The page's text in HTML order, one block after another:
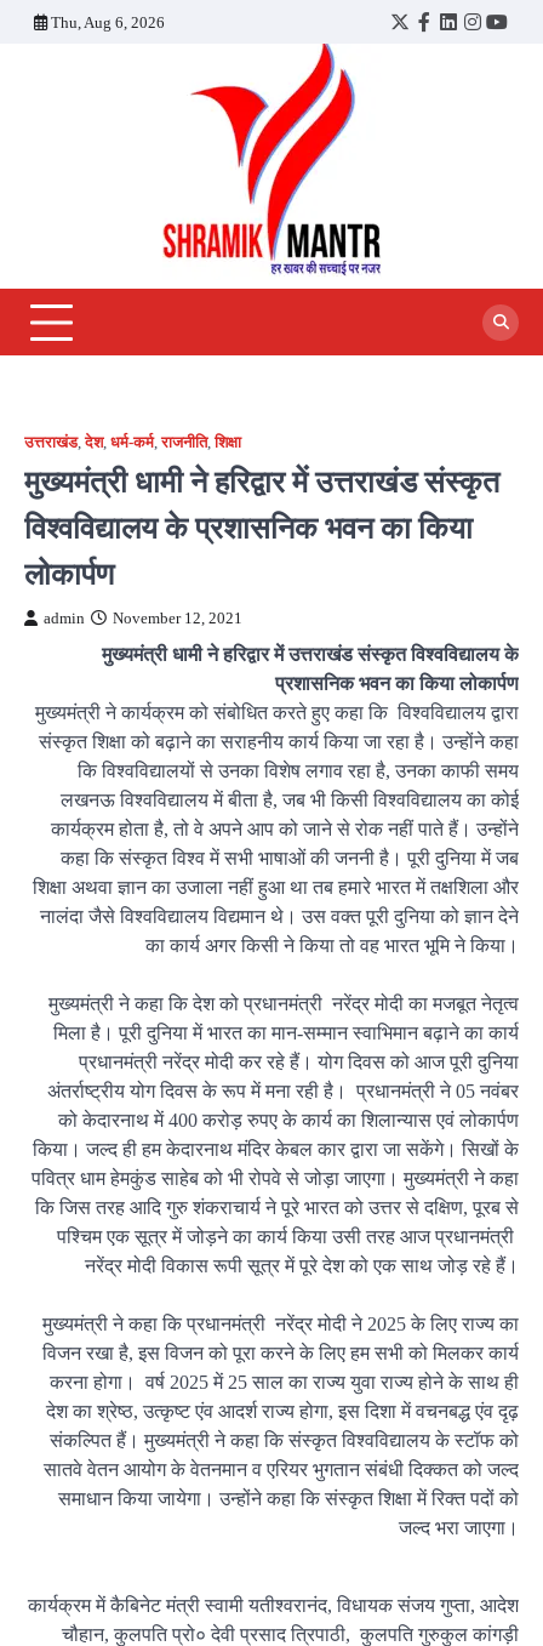
Thu, Aug 6, 2026
Twitter
Facebook
LinkedIn
उत्तराखंड,देश, धर्म-कर्म,राजनीति,शिक्षा
मुख्यमंत्री धामी ने हरिद्वार में उत्तराखंड संस्कृत
विश्वविद्यालय के प्रशासनिक भवन का किया
लोकार्पण
admin November 12, 2021
मुख्यमंत्री धामी ने हरिद्वार में उत्तराखंड संस्कृत विश्वविद्यालय के
प्रशासनिक भवन का किया लोकार्पण
मुख्यमंत्री ने कार्यक्रम को संबोधित करते हुए कहा कि विश्वविद्यालय द्वारा
संस्कृत शिक्षा को बढ़ाने का सराहनीय कार्य किया जा रहा है। उन्होंने कहा
कि विश्वविद्यालयों से उनका विशेष लगाव रहा है, उनका काफी समय
लखनऊ विश्वविद्यालय में बीता है, जब भी किसी विश्वविद्यालय का कोई
कार्यक्रम होता है, तो वे अपने आप को जाने से रोक नहीं पाते हैं। उन्होंने
कहा कि संस्कृत विश्व में सभी भाषाओं की जननी है। पूरी दुनिया में जब
शिक्षा अथवा ज्ञान का उजाला नहीं हुआ था तब हमारे भारत में तक्षशिला और
नालंदा जैसे विश्वविद्यालय विद्यमान थे। उस वक्त पूरी दुनिया को ज्ञान देने
का कार्य अगर किसी ने किया तो वह भारत भूमि ने किया।
मुख्यमंत्री ने कहा कि देश को प्रधानमंत्री नरेंद्र मोदी का मजबूत नेतृत्व
मिला है। पूरी दुनिया में भारत का मान-सम्मान स्वाभिमान बढ़ाने का कार्य
प्रधानमंत्री नरेंद्र मोदी कर रहे हैं। योग दिवस को आज पूरी दुनिया
अंतर्राष्ट्रीय योग दिवस के रूप में मना रही है। प्रधानमंत्री ने 05 नवंबर
को केदारनाथ में 400 करोड़ रुपए के कार्य का शिलान्यास एवं लोकार्पण
किया। जल्द ही हम केदारनाथ मंदिर केबल कार द्वारा जा सकेंगे। सिखों के
पवित्र धाम हेमकुंड साहेब को भी रोपवे से जोड़ा जाएगा। मुख्यमंत्री ने कहा
कि जिस तरह आदि गुरु शंकराचार्य ने पूरे भारत को उत्तर से दक्षिण, पूरब से
पश्चिम एक सूत्र में जोड़ने का कार्य किया उसी तरह आज प्रधानमंत्री
नरेंद्र मोदी विकास रूपी सूत्र में पूरे देश को एक साथ जोड़ रहे हैं।
मुख्यमंत्री ने कहा कि प्रधानमंत्री नरेंद्र मोदी ने 2025 के लिए राज्य का
विजन रखा है, इस विजन को पूरा करने के लिए हम सभी को मिलकर कार्य
करना होगा। वर्ष 2025 में 25 साल का राज्य युवा राज्य होने के साथ ही
देश का श्रेष्ठ, उत्कृष्ट एंव आदर्श राज्य होगा, इस दिशा में वचनबद्ध एंव दृढ़
संकल्पित हैं। मुख्यमंत्री ने कहा कि संस्कृत विश्वविद्यालय के स्टॉफ को
सातवे वेतन आयोग के वेतनमान व एरियर भुगतान संबंधी दिक्कत को जल्द
समाधान किया जायेगा। उन्होंने कहा कि संस्कृत शिक्षा में रिक्त पदों को
जल्द भरा जाएगा।
कार्यक्रम में कैबिनेट मंत्री स्वामी यतीश्वरानंद, विधायक संजय गुप्ता, आदेश
चौहान, कुलपति प्रो० देवी प्रसाद त्रिपाठी, कुलपति गुरुकुल कांगड़ी